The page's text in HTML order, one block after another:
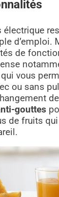
électrique
d’emploi.
de
vous
ou sans
gouttes
de fruits